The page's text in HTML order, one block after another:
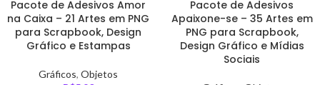
Pacote de Adesivos Amor
na Caixa – 21 Artes em PNG
para Scrapbook, Design
Gráfico e Estampas
Gráficos, Objetos
Pacote de Adesivos
Apaixone-se – 35 Artes em
PNG para Scrapbook,
Design Gráfico e Mídias
Sociais